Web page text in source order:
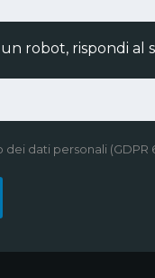
robot, rispondi al
dati personali (GDPR